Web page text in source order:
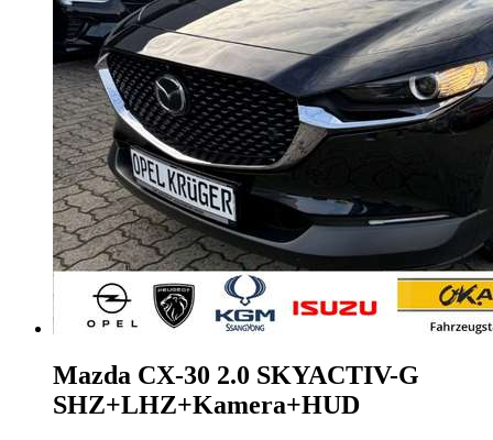
Mazda CX-30 2.0 SKYACTIV-G
SHZ+LHZ+Kamera+HUD